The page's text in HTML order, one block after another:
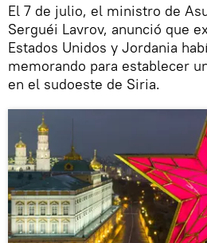
El 7 de julio, el ministro de
Serguéi Lavrov, anunció que
Estados Unidos y Jordania
memorando para establecer
en el sudoeste de Siria.